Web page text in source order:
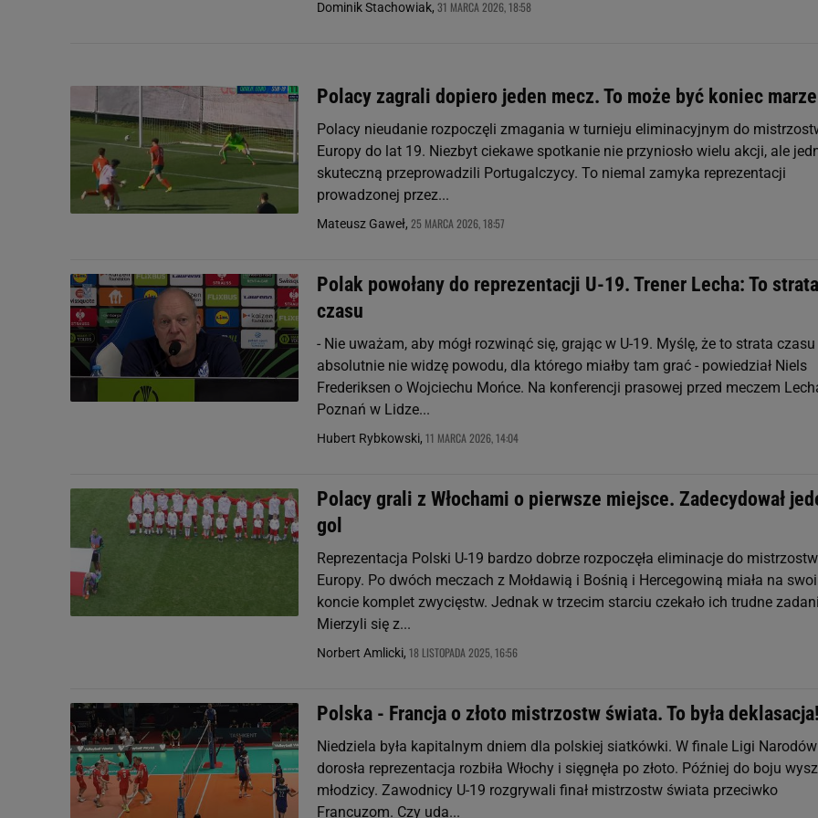
Dominik Stachowiak, 31 MARCA 2026, 18:58
Polacy zagrali dopiero jeden mecz. To może być koniec
Polacy nieudanie rozpoczęli zmagania w turnieju eliminacyjnym do
Europy do lat 19. Niezbyt ciekawe spotkanie nie przyniosło wielu akcji, ale
skuteczną przeprowadzili Portugalczycy. To niemal zamyka reprezentacji
prowadzonej przez...
Mateusz Gaweł, 25 MARCA 2026, 18:57
Polak powołany do reprezentacji U-19. Trener Lecha: To strata
czasu
- Nie uważam, aby mógł rozwinąć się, grając w U-19. Myślę, że to strata czasu
absolutnie nie widzę powodu, dla którego miałby tam grać - powiedział Niels
Frederiksen o Wojciechu Mońce. Na konferencji prasowej przed meczem
Poznań w Lidze...
Hubert Rybkowski, 11 MARCA 2026, 14:04
Polacy grali z Włochami o pierwsze miejsce. Zadecydował
gol
Reprezentacja Polski U-19 bardzo dobrze rozpoczęła eliminacje do mistrzostw
Europy. Po dwóch meczach z Mołdawią i Bośnią i Hercegowiną miała na
koncie komplet zwycięstw. Jednak w trzecim starciu czekało ich trudne
Mierzyli się z...
Norbert Amlicki, 18 LISTOPADA 2025, 16:56
Polska - Francja o złoto mistrzostw świata. To była deklasacja!
Niedziela była kapitalnym dniem dla polskiej siatkówki. W finale Ligi Narodów
dorosła reprezentacja rozbiła Włochy i sięgnęła po złoto. Później do boju
młodzicy. Zawodnicy U-19 rozgrywali finał mistrzostw świata przeciwko
Francuzom. Czy uda...